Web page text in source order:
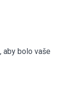
aby bolo vaše